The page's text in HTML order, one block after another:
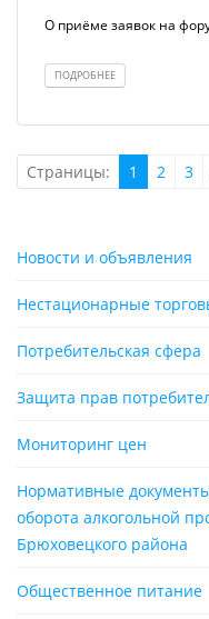
Новости и объявления
Нестационарные
Потребительская сфера
Защита прав
Мониторинг цен
Нормативные
оборота алкогольной
Брюховецкого района
Общественное питание
О приёме заявок на
ПОДРОБНЕЕ
Страницы: 1 2 3